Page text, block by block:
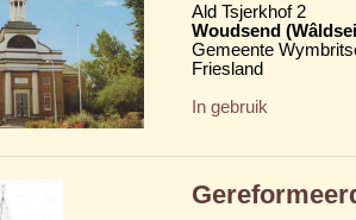
Ald Tsjerkhof 2
Woudsend
Gemeente
Friesland
In gebruik